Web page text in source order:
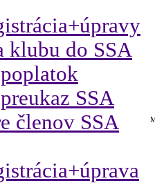
klubu do SSA
SSA
členov SSA